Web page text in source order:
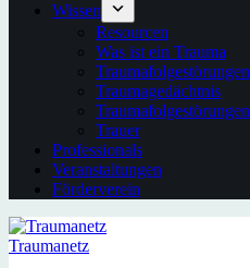
Wissen
Resourcen
Was ist ein Trauma
Traumafolgestörungen
Traumagedächtnis
Traumafolgestörungen
Trauer
Professionals
Veranstaltungen
Förderverein
Traumanetz